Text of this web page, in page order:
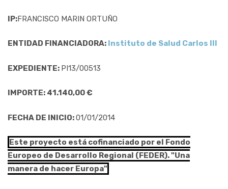
IP:FRANCISCO MARIN ORTUÑO
ENTIDAD FINANCIADORA: Instituto de Salud Carlos III
EXPEDIENTE: PI13/00513
IMPORTE: 41.140,00 €
FECHA DE INICIO:01/01/2014
Este proyecto está cofinanciado por el Fondo
Europeo de Desarrollo Regional (FEDER). "Una
manera de hacer Europa"